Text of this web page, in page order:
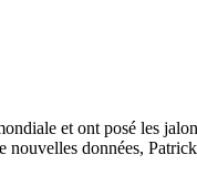
et ont posé les
nouvelles données,